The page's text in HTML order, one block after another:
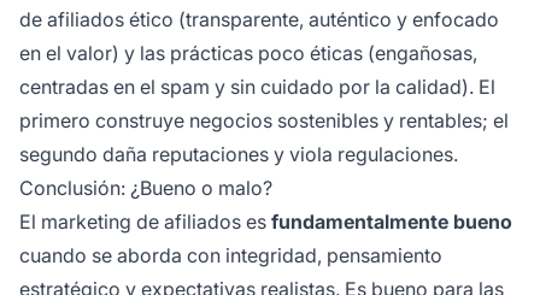
de afiliados ético (transparente, auténtico y enfocado
en el valor) y las prácticas poco éticas (engañosas,
centradas en el spam y sin cuidado por la calidad). El
primero construye negocios sostenibles y rentables; el
segundo daña reputaciones y viola regulaciones.
Conclusión: ¿Bueno o malo?
El marketing de afiliados es fundamentalmente bueno
cuando se aborda con integridad, pensamiento
estratégico y expectativas realistas. Es bueno para las